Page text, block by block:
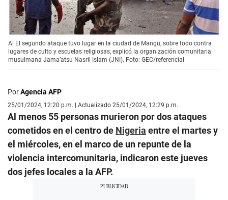
​Al El segundo ataque tuvo lugar en la ciudad de Mangu, sobre todo contra
lugares de culto y escuelas religiosas, explicó la organización comunitaria
musulmana Jama’atsu Nasril Islam (JNI). Foto: GEC/referencial
PorAgencia AFP
25/01/2024, 12:20 p.m. | Actualizado 25/01/2024, 12:29 p.m.
Al menos 55 personas murieron por dos ataques
cometidos en el centro de Nigeria entre el martes y
el miércoles, en el marco de un repunte de la
violencia intercomunitaria, indicaron este jueves
dos jefes locales a la AFP.